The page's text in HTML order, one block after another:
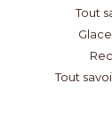
Tout
Tout